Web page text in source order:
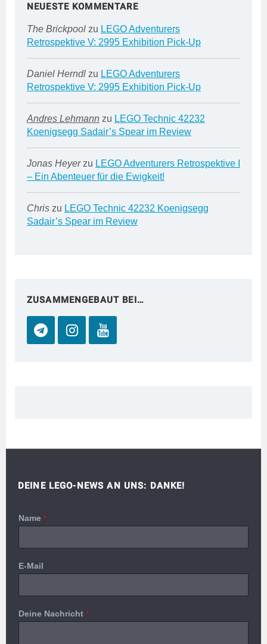
NEUESTE KOMMENTARE
The Brickpool zu LEGO Adventurers
Retrospektive V: 2995 Exhibition Pick-Up
Daniel Herndl zu LEGO Adventurers
Retrospektive V: 2995 Exhibition Pick-Up
Andres Lehmann zu LEGO Technic 42232
Koenigsegg Sadair’s Spear im Review
Jonas Heyerzu LEGO Adventurers Retrospektive I
– Ein Abenteuer für die Ewigkeit!
Chris zu LEGO Technic 42232 Koenigsegg
Sadair’s Spear im Review
ZUSAMMENGEBAUT BEI…
DEINE LEGO-NEWS AN UNS: DANKE!
Name *
E-Mail
Deine Nachricht *